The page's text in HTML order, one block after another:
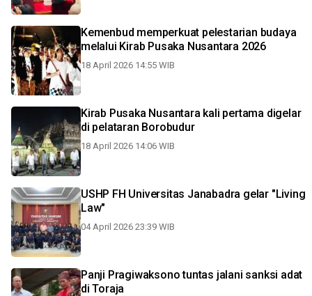
Kemenbud memperkuat pelestarian budaya
melalui Kirab Pusaka Nusantara 2026
18 April 2026 14:55 WIB
Kirab Pusaka Nusantara kali pertama digelar
di pelataran Borobudur
18 April 2026 14:06 WIB
USHP FH Universitas Janabadra gelar "Living
Law"
04 April 2026 23:39 WIB
Panji Pragiwaksono tuntas jalani sanksi adat
di Toraja